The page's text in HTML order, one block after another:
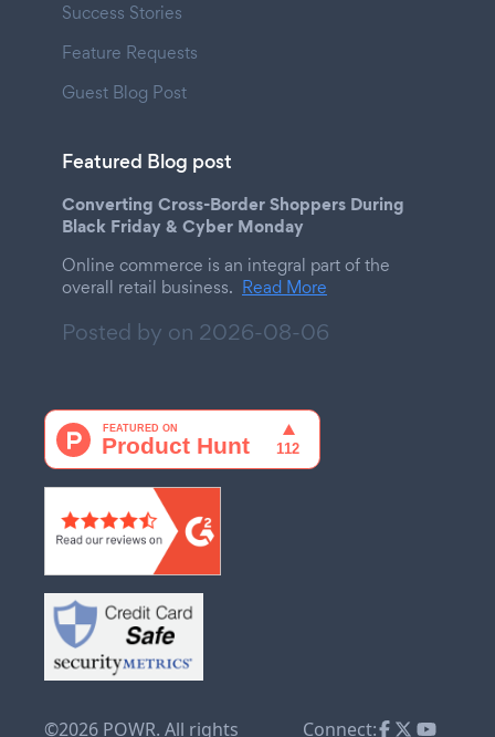
Success Stories
Feature Requests
Guest Blog Post
Featured Blog post
Converting Cross-Border Shoppers During
Black Friday & Cyber Monday
Online commerce is an integral part of the
overall retail business. Read More
Posted by on 2026-08-06
©2026 POWR. All rights Connect: